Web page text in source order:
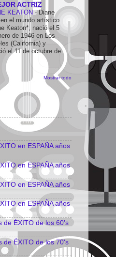
ACTRIZ
KEATON-Diane
el mundo artístico
Keaton*, nació el 5
de 1946 en Los
(California) y
el 11 de octubre de
Mostrar todo
en ESPAÑA años
en ESPAÑA años
en ESPAÑA años
en ESPAÑA años
de ÉXITO de los 60's
de ÉXITO de los 70's